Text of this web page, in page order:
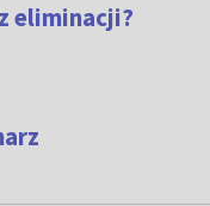
eliminacji?